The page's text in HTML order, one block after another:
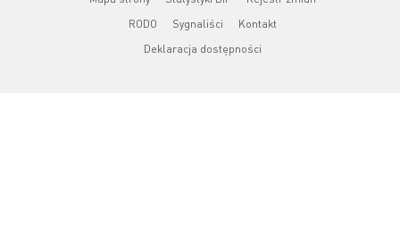
RODO
Sygnaliści
Kontakt
Deklaracja dostępności